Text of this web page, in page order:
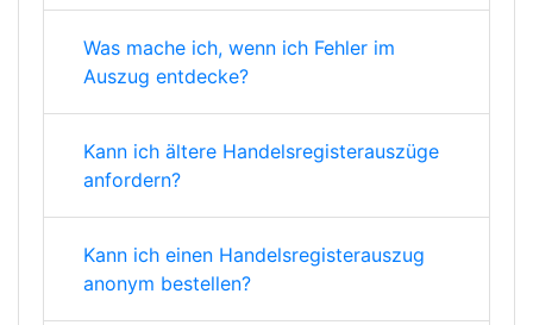
Was mache ich, wenn ich Fehler im
Auszug entdecke?
Kann ich ältere Handelsregisterauszüge
anfordern?
Kann ich einen Handelsregisterauszug
anonym bestellen?